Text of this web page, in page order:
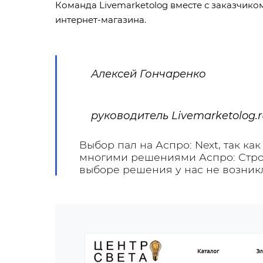
Команда Livemarketolog вместе с
интернет-магазина.
Алексей Гончаренко
руководитель
Выбор пал на Аспро: Next, так
многими решениями Аспро:
выборе решения у нас не